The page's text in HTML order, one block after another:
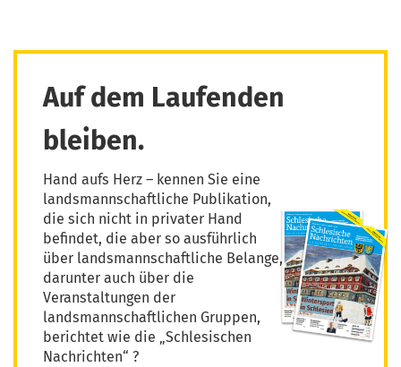
Auf dem Laufenden
bleiben.
Hand aufs Herz – kennen Sie eine
landsmannschaftliche Publikation,
die sich nicht in privater Hand
befindet, die aber so ausführlich
über landsmannschaftliche Belange,
darunter auch über die
Veranstaltungen der
landsmannschaftlichen Gruppen,
berichtet wie die „Schlesischen
Nachrichten“ ?